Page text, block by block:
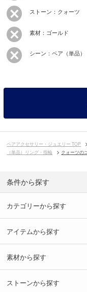
ストーン：クォーツ
素材：ゴールド
シーン：ペア（単品）
ペアアクセサリー・ジュエリー TOP
（単品）リング・指輪
クォーツの
条件から探す
カテゴリーから探す
アイテムから探す
素材から探す
ストーンから探す